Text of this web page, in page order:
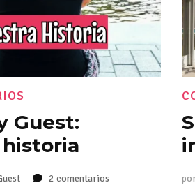
Guest:
2 comentarios